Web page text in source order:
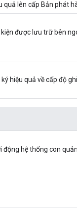
lên cấp Bản phát
được lưu trữ bên
hiệu quả về cấp độ
động hệ thống con